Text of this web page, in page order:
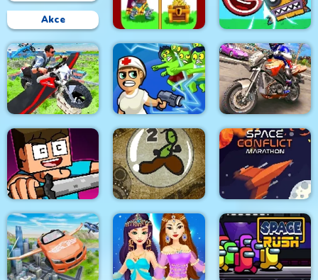
Akce
Love and Treasure
Quest
Roller Ball 6 :
Bounce Ball 6
Flying Motorbike Real
Simulator
Zombie Royale.io
Bike Stunt Racing
Game 2021
My Craft: Craft
Adventure
BubbleQuod 2 Space Conflict